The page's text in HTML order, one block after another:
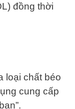
đồng thời
loại chất béo
cung cấp